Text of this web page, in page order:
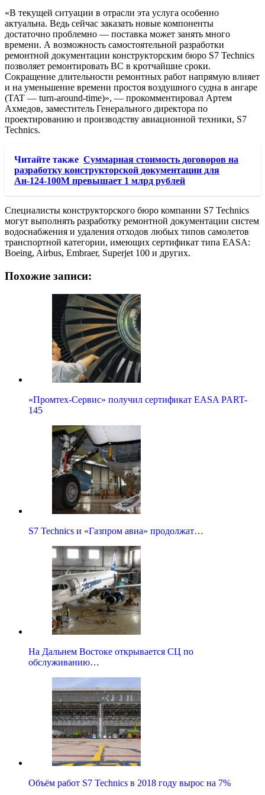
«В текущей ситуации в отрасли эта услуга особенно
актуальна. Ведь сейчас заказать новые компоненты
достаточно проблемно — поставка может занять много
времени. А возможность самостоятельной разработки
ремонтной документации конструкторским бюро S7 Technics
позволяет ремонтировать ВС в кротчайшие сроки.
Сокращение длительности ремонтных работ напрямую влияет
и на уменьшение времени простоя воздушного судна в ангаре
(TAT — turn-around-time)», — прокомментировал Артем
Ахмедов, заместитель Генерального директора по
проектированию и производству авиационной техники, S7
Technics.
Читайте также Суммарная стоимость договоров на
разработку конструкторской документации для
Ан-124-100М превышает 1 млрд рублей
Специалисты конструкторского бюро компании S7 Technics
могут выполнять разработку ремонтной документации систем
водоснабжения и удаления отходов любых типов самолетов
транспортной категории, имеющих сертификат типа EASA:
Boeing, Airbus, Embraer, Superjet 100 и других.
Похожие записи:
«Промтех-Сервис» получил сертификат EASA PART-
145
S7 Technics и «Газпром авиа» продолжат…
На Дальнем Востоке открывается СЦ по
обслуживанию…
Объём работ S7 Technics в 2018 году вырос на 7%